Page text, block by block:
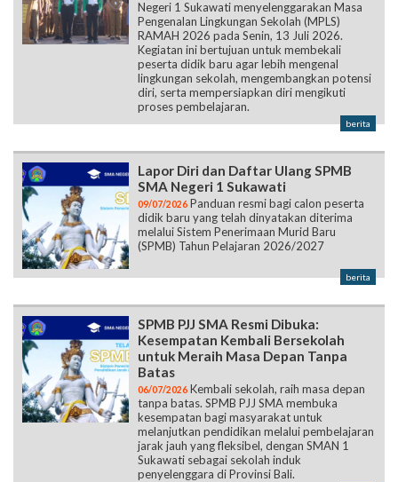
Negeri 1 Sukawati menyelenggarakan Masa
Pengenalan Lingkungan Sekolah (MPLS)
RAMAH 2026 pada Senin, 13 Juli 2026.
Kegiatan ini bertujuan untuk membekali
peserta didik baru agar lebih mengenal
lingkungan sekolah, mengembangkan potensi
diri, serta mempersiapkan diri mengikuti
proses pembelajaran.
berita
Lapor Diri dan Daftar Ulang SPMB
SMA Negeri 1 Sukawati
09/07/2026 Panduan resmi bagi calon peserta
didik baru yang telah dinyatakan diterima
melalui Sistem Penerimaan Murid Baru
(SPMB) Tahun Pelajaran 2026/2027
berita
SPMB PJJ SMA Resmi Dibuka:
Kesempatan Kembali Bersekolah
untuk Meraih Masa Depan Tanpa
Batas
06/07/2026 Kembali sekolah, raih masa depan
tanpa batas. SPMB PJJ SMA membuka
kesempatan bagi masyarakat untuk
melanjutkan pendidikan melalui pembelajaran
jarak jauh yang fleksibel, dengan SMAN 1
Sukawati sebagai sekolah induk
penyelenggara di Provinsi Bali.